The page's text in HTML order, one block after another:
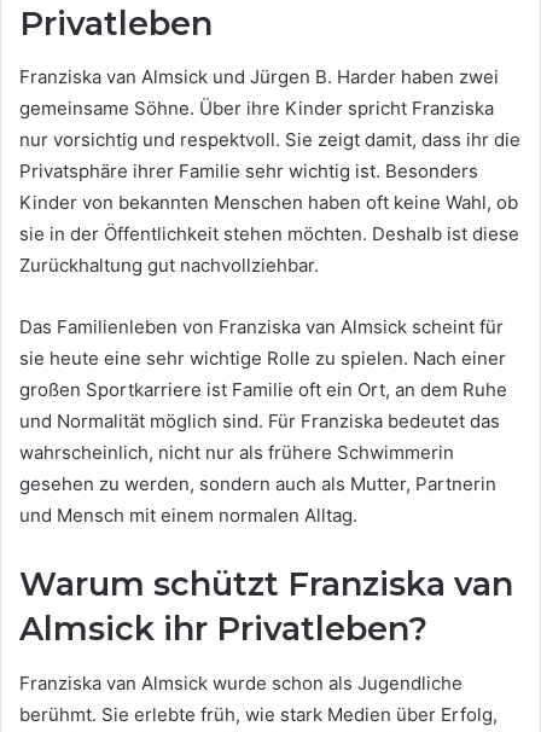
Privatleben
Franziska van Almsick und Jürgen B. Harder haben zwei
gemeinsame Söhne. Über ihre Kinder spricht Franziska
nur vorsichtig und respektvoll. Sie zeigt damit, dass ihr die
Privatsphäre ihrer Familie sehr wichtig ist. Besonders
Kinder von bekannten Menschen haben oft keine Wahl, ob
sie in der Öffentlichkeit stehen möchten. Deshalb ist diese
Zurückhaltung gut nachvollziehbar.
Das Familienleben von Franziska van Almsick scheint für
sie heute eine sehr wichtige Rolle zu spielen. Nach einer
großen Sportkarriere ist Familie oft ein Ort, an dem Ruhe
und Normalität möglich sind. Für Franziska bedeutet das
wahrscheinlich, nicht nur als frühere Schwimmerin
gesehen zu werden, sondern auch als Mutter, Partnerin
und Mensch mit einem normalen Alltag.
Warum schützt Franziska van
Almsick ihr Privatleben?
Franziska van Almsick wurde schon als Jugendliche
berühmt. Sie erlebte früh, wie stark Medien über Erfolg,